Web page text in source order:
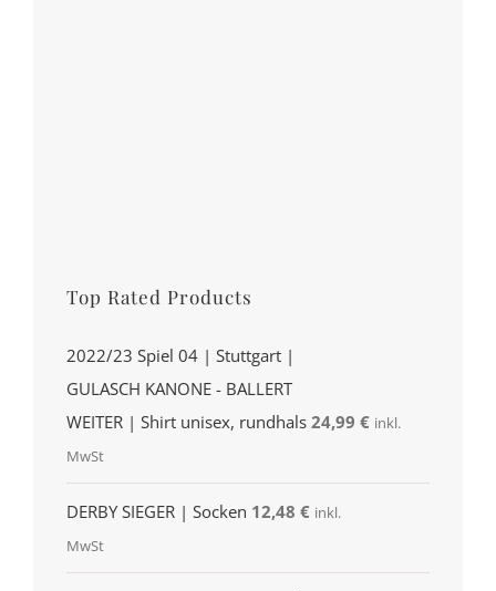
Top Rated Products
2022/23 Spiel 04 | Stuttgart |
GULASCH KANONE - BALLERT
WEITER | Shirt unisex, rundhals 24,99 € inkl.
MwSt
DERBY SIEGER | Socken 12,48 € inkl.
MwSt